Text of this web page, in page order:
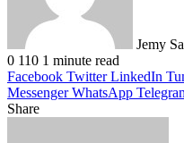
Jemy
0 110 1 minute read
Facebook Twitter LinkedIn
Messenger WhatsApp
Share